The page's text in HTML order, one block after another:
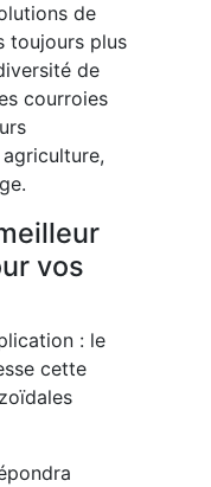
de
toujours plus
de
courroies
vos
: le
cette